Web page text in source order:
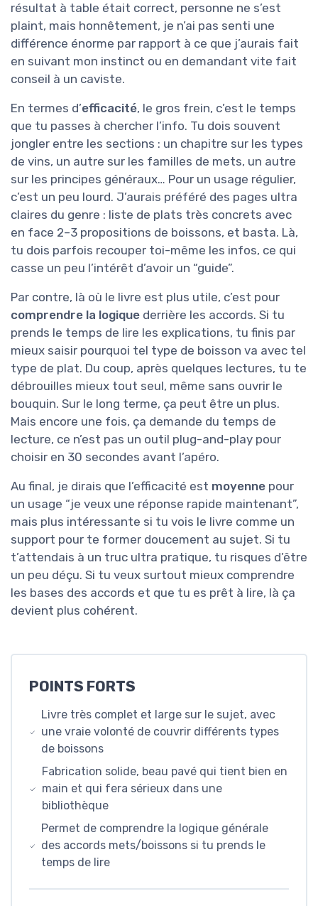
résultat à table était correct, personne ne s’est
plaint, mais honnêtement, je n’ai pas senti une
différence énorme par rapport à ce que j’aurais fait
en suivant mon instinct ou en demandant vite fait
conseil à un caviste.
En termes d’efficacité, le gros frein, c’est le temps
que tu passes à chercher l’info. Tu dois souvent
jongler entre les sections : un chapitre sur les types
de vins, un autre sur les familles de mets, un autre
sur les principes généraux… Pour un usage régulier,
c’est un peu lourd. J’aurais préféré des pages ultra
claires du genre : liste de plats très concrets avec
en face 2–3 propositions de boissons, et basta. Là,
tu dois parfois recouper toi-même les infos, ce qui
casse un peu l’intérêt d’avoir un “guide”.
Par contre, là où le livre est plus utile, c’est pour
comprendre la logique derrière les accords. Si tu
prends le temps de lire les explications, tu finis par
mieux saisir pourquoi tel type de boisson va avec tel
type de plat. Du coup, après quelques lectures, tu te
débrouilles mieux tout seul, même sans ouvrir le
bouquin. Sur le long terme, ça peut être un plus.
Mais encore une fois, ça demande du temps de
lecture, ce n’est pas un outil plug-and-play pour
choisir en 30 secondes avant l’apéro.
Au final, je dirais que l’efficacité est moyenne pour
un usage “je veux une réponse rapide maintenant”,
mais plus intéressante si tu vois le livre comme un
support pour te former doucement au sujet. Si tu
t’attendais à un truc ultra pratique, tu risques d’être
un peu déçu. Si tu veux surtout mieux comprendre
les bases des accords et que tu es prêt à lire, là ça
devient plus cohérent.
POINTS FORTS
Livre très complet et large sur le sujet, avec
une vraie volonté de couvrir différents types
de boissons
Fabrication solide, beau pavé qui tient bien en
main et qui fera sérieux dans une
bibliothèque
Permet de comprendre la logique générale
des accords mets/boissons si tu prends le
temps de lire